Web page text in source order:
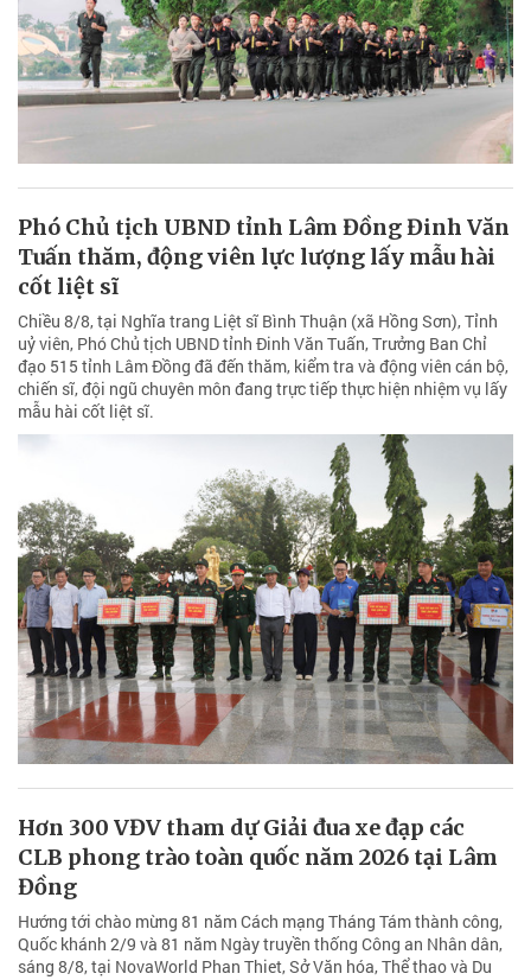
Phó Chủ tịch UBND tỉnh Lâm Đồng Đinh Văn
Tuấn thăm, động viên lực lượng lấy mẫu hài
cốt liệt sĩ
Chiều 8/8, tại Nghĩa trang Liệt sĩ Bình Thuận (xã Hồng Sơn), Tỉnh
uỷ viên, Phó Chủ tịch UBND tỉnh Đinh Văn Tuấn, Trưởng Ban Chỉ
đạo 515 tỉnh Lâm Đồng đã đến thăm, kiểm tra và động viên cán bộ,
chiến sĩ, đội ngũ chuyên môn đang trực tiếp thực hiện nhiệm vụ lấy
mẫu hài cốt liệt sĩ.
Hơn 300 VĐV tham dự Giải đua xe đạp các
CLB phong trào toàn quốc năm 2026 tại Lâm
Đồng
Hướng tới chào mừng 81 năm Cách mạng Tháng Tám thành công,
Quốc khánh 2/9 và 81 năm Ngày truyền thống Công an Nhân dân,
sáng 8/8, tại NovaWorld Phan Thiet, Sở Văn hóa, Thể thao và Du